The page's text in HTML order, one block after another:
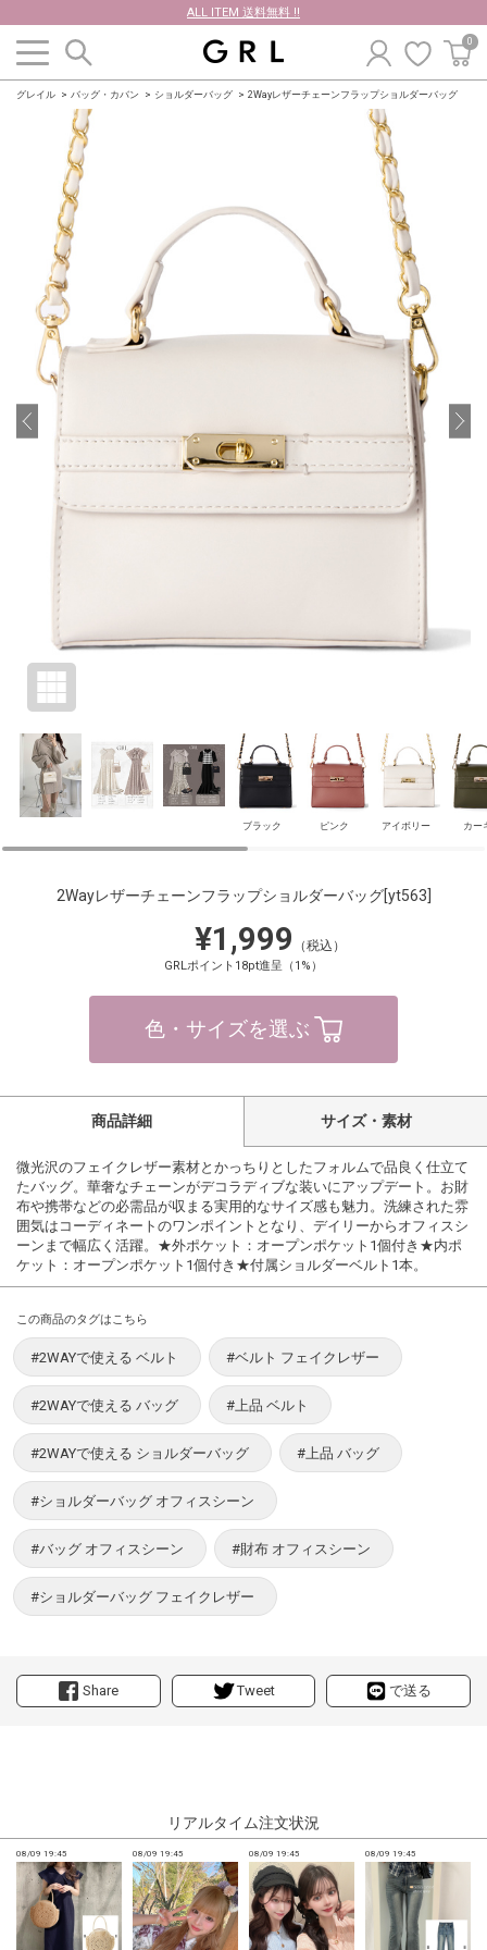
ALL ITEM 送料無料 !!
0
グレイル バッグ・カバン ショルダーバッグ 2Wayレザーチェーンフラップショルダーバッグ
ブラック ピンク アイボリー カー
2Wayレザーチェーンフラップショルダーバッグ[yt563]
¥1,999 （税込）
GRLポイント18pt進呈（1%）
色・サイズを選ぶ
Share Tweet で送る
商品詳細 サイズ・素材
微光沢のフェイクレザー素材とかっちりとしたフォルムで品良く仕立て
たバッグ。華奢なチェーンがデコラディブな装いにアップデート。お財
布や携帯などの必需品が収まる実用的なサイズ感も魅力。洗練された雰
囲気はコーディネートのワンポイントとなり、デイリーからオフィスシ
ーンまで幅広く活躍。★外ポケット：オープンポケット1個付き★内ポ
ケット：オープンポケット1個付き★付属ショルダーベルト1本。
この商品のタグはこちら
#2WAYで使える ベルト #ベルト フェイクレザー
#2WAYで使える バッグ #上品 ベルト
#2WAYで使える ショルダーバッグ #上品 バッグ
#ショルダーバッグ オフィスシーン
#バッグ オフィスシーン #財布 オフィスシーン
#ショルダーバッグ フェイクレザー
リアルタイム注文状況
08/09 19:45 08/09 19:45 08/09 19:45 08/09 19:45